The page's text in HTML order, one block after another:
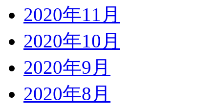
2020年11月
2020年10月
2020年9月
2020年8月